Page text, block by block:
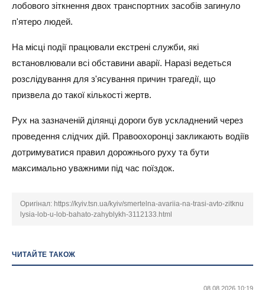
лобового зіткнення двох транспортних засобів загинуло
п'ятеро людей.
На місці події працювали екстрені служби, які
встановлювали всі обставини аварії. Наразі ведеться
розслідування для з'ясування причин трагедії, що
призвела до такої кількості жертв.
Рух на зазначеній ділянці дороги був ускладнений через
проведення слідчих дій. Правоохоронці закликають водіїв
дотримуватися правил дорожнього руху та бути
максимально уважними під час поїздок.
Оригінал: https://kyiv.tsn.ua/kyiv/smertelna-avariia-na-trasi-avto-zitknu
lysia-lob-u-lob-bahato-zahyblykh-3112133.html
ЧИТАЙТЕ ТАКОЖ
08.08.2026 10:19